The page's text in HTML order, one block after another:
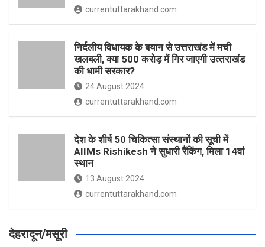
currentuttarakhand.com
निर्दलीय विधायक के बयान से उत्तराखंड में मची
खलबली, क्‍या 500 करोड़ में गिर जाएगी उत्‍तराखंड
की धामी सरकार?
24 August 2024
currentuttarakhand.com
देश के शीर्ष 50 चिकित्सा संस्थानों की सूची में
AIIMs Rishikesh ने सुधारी रैंकिंग, मिला 14वां
स्थान
13 August 2024
currentuttarakhand.com
देहरादून/मसूरी